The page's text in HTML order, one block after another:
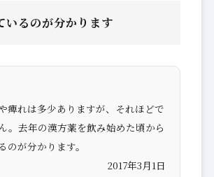
いるのが分かります
痺れは多少ありますが、それほどで
。去年の漢方薬を飲み始めた頃から
のが分かります。
2017年3月1日